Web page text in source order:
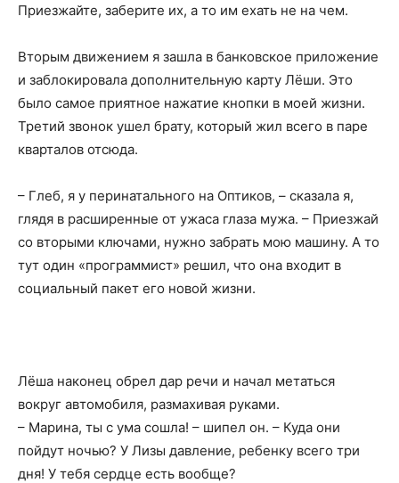
Приезжайте, заберите их, а то им ехать не на чем.
Вторым движением я зашла в банковское приложение
и заблокировала дополнительную карту Лёши. Это
было самое приятное нажатие кнопки в моей жизни.
Третий звонок ушел брату, который жил всего в паре
кварталов отсюда.
– Глеб, я у перинатального на Оптиков, – сказала я,
глядя в расширенные от ужаса глаза мужа. – Приезжай
со вторыми ключами, нужно забрать мою машину. А то
тут один «программист» решил, что она входит в
социальный пакет его новой жизни.
Лёша наконец обрел дар речи и начал метаться
вокруг автомобиля, размахивая руками.
– Марина, ты с ума сошла! – шипел он. – Куда они
пойдут ночью? У Лизы давление, ребенку всего три
дня! У тебя сердце есть вообще?